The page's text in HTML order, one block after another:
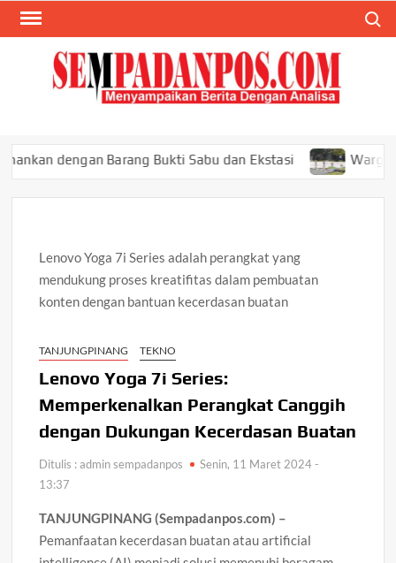
Skip
dengan Barang Bukti Sabu dan Ekstasi Warga
Lenovo Yoga 7i Series adalah perangkat yang
mendukung proses kreatifitas dalam pembuatan
konten dengan bantuan kecerdasan buatan
TANJUNGPINANG TEKNO
Lenovo Yoga 7i Series:
Memperkenalkan Perangkat Canggih
dengan Dukungan Kecerdasan Buatan
Ditulis : admin sempadanpos
Senin, 11 Maret 2024 -
13:37
TANJUNGPINANG (Sempadanpos.com) –
Pemanfaatan kecerdasan buatan atau artificial